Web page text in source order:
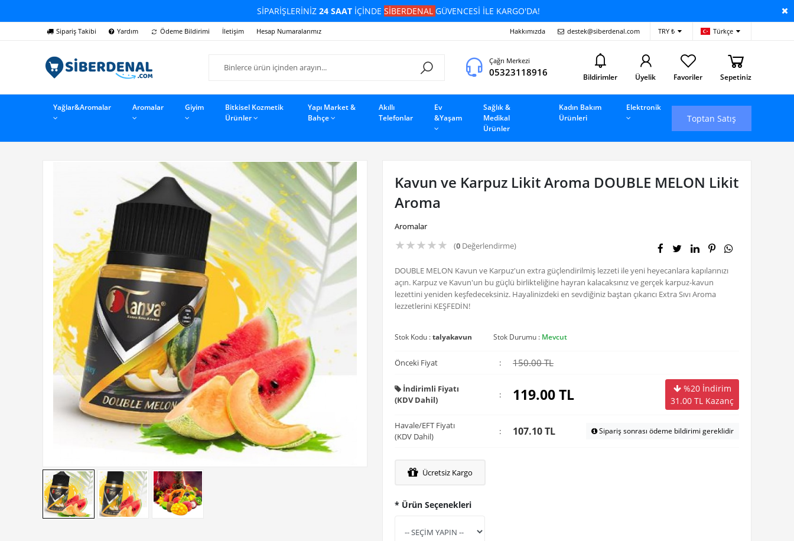
SİPARİŞLERİNİZ 24 SAATİÇİNDE SİBERDENAL GÜVENCESİ İLE KARGO'DA!
Sipariş Takibi Yardım Ödeme Bildirimi İletişim Hesap Numaralarımız Hakkımızda destek@siberdenal.com TRY ₺ Türkçe
Çağrı Merkezi
05323118916 Bildirimler Üyelik Favoriler Sepetiniz
Yağlar&Aromalar Aromalar Giyim
Bitkisel Kozmetik
Ürünler
Yapı Market &
Bahçe
Akıllı
Telefonlar
Ev
&Yaşam
Sağlık &
Medikal
Ürünler
Kadın Bakım
Ürünleri
Elektronik
Toptan Satış
Kavun ve Karpuz Likit Aroma DOUBLE MELON Likit
Aroma
Aromalar
★★★★★ (0 Değerlendirme)
DOUBLE MELON Kavun ve Karpuz'un extra güçlendirilmiş lezzeti ile yeni heyecanlara kapılarınızı
açın. Karpuz ve Kavun'un bu güçlü birlikteliğine hayran kalacaksınız ve gerçek karpuz-kavun
lezettini yeniden keşfedeceksiniz. Hayalinizdeki en sevdiğiniz baştan çıkarıcı Extra Sıvı Aroma
lezzetlerini KEŞFEDİN!
Stok Kodu :talyakavun Stok Durumu : Mevcut
Önceki Fiyat : 150.00 TL
İndirimli Fiyatı
(KDV Dahil)
: 119.00TL
%20 İndirim
31.00 TL Kazanç
Havale/EFT Fiyatı
(KDV Dahil)
: 107.10 TL Sipariş sonrası ödeme bildirimi gereklidir
Ücretsiz Kargo
* Ürün Seçenekleri